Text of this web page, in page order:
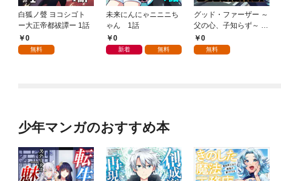
白狐ノ聲 ヨコシゴト
ー大正帝都祓譚ー 1話
0
無料
未来にんにゃニニニち
ゃん 1話
0
新着 無料
グッド・ファーザー ～
父の心、子知らず～ 1
話0
無料
少年マンガのおすすめ本